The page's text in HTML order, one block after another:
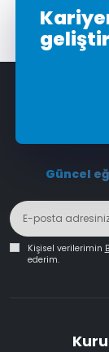
Güncel
Kişisel verilerimin
ederim.